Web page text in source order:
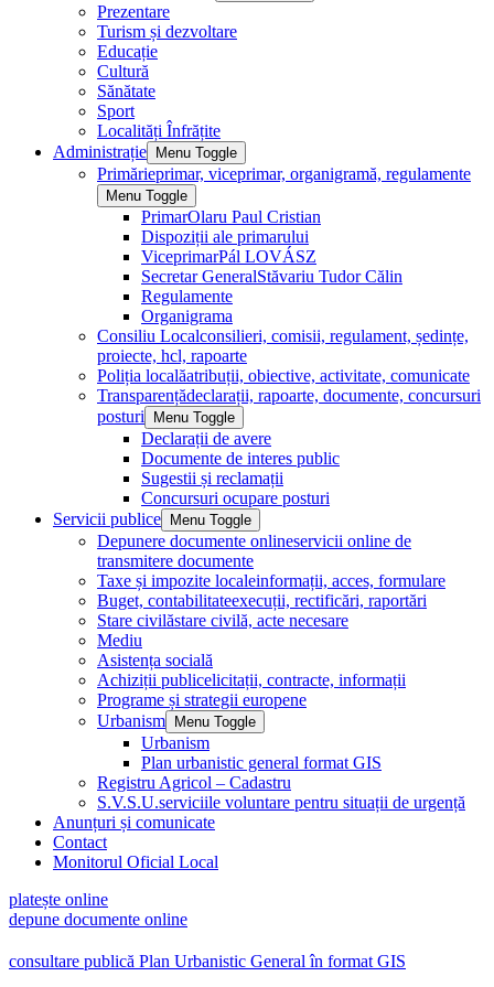
Prezentare
Turism și dezvoltare
Educație
Cultură
Sănătate
Sport
Localități Înfrățite
Administrație
Menu Toggle
Primărieprimar, viceprimar, organigramă, regulamente
Menu Toggle
PrimarOlaru Paul Cristian
Dispoziții ale primarului
ViceprimarPál LOVÁSZ
Secretar GeneralStăvariu Tudor Călin
Regulamente
Organigrama
Consiliu Localconsilieri, comisii, regulament, ședințe,
proiecte, hcl, rapoarte
Poliția localăatribuții, obiective, activitate, comunicate
Transparențădeclarații, rapoarte, documente, concursuri
posturi
Menu Toggle
Declarații de avere
Documente de interes public
Sugestii și reclamații
Concursuri ocupare posturi
Servicii publice
Menu Toggle
Depunere documente onlineservicii online de
transmitere documente
Taxe și impozite localeinformații, acces, formulare
Buget, contabilitateexecuții, rectificări, raportări
Stare civilăstare civilă, acte necesare
Mediu
Asistența socială
Achiziții publicelicitații, contracte, informații
Programe și strategii europene
Urbanism
Menu Toggle
Urbanism
Plan urbanistic general format GIS
Registru Agricol – Cadastru
S.V.S.U.serviciile voluntare pentru situații de urgență
Anunțuri și comunicate
Contact
Monitorul Oficial Local
platește online
depune documente online
consultare publică Plan Urbanistic General în format GIS